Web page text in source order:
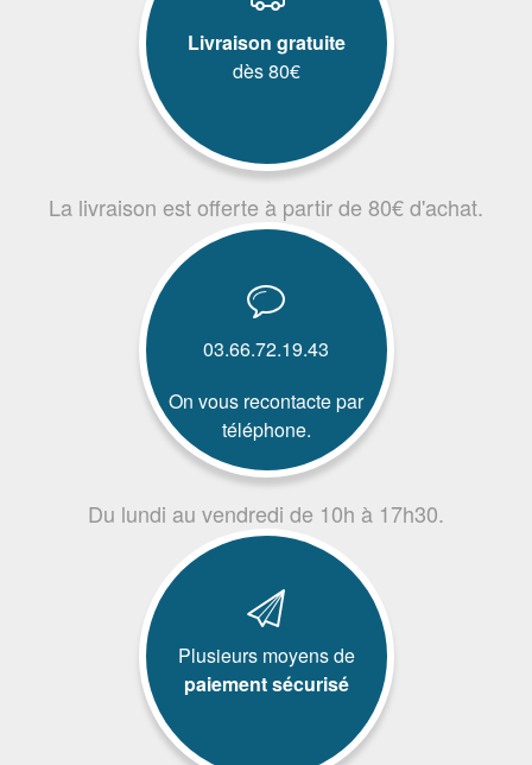
Livraison gratuite
dès 80€
La livraison est offerte à partir de 80€ d'achat.
03.66.72.19.43
On vous recontacte par
téléphone.
Du lundi au vendredi de 10h à 17h30.
Plusieurs moyens de
paiement sécurisé